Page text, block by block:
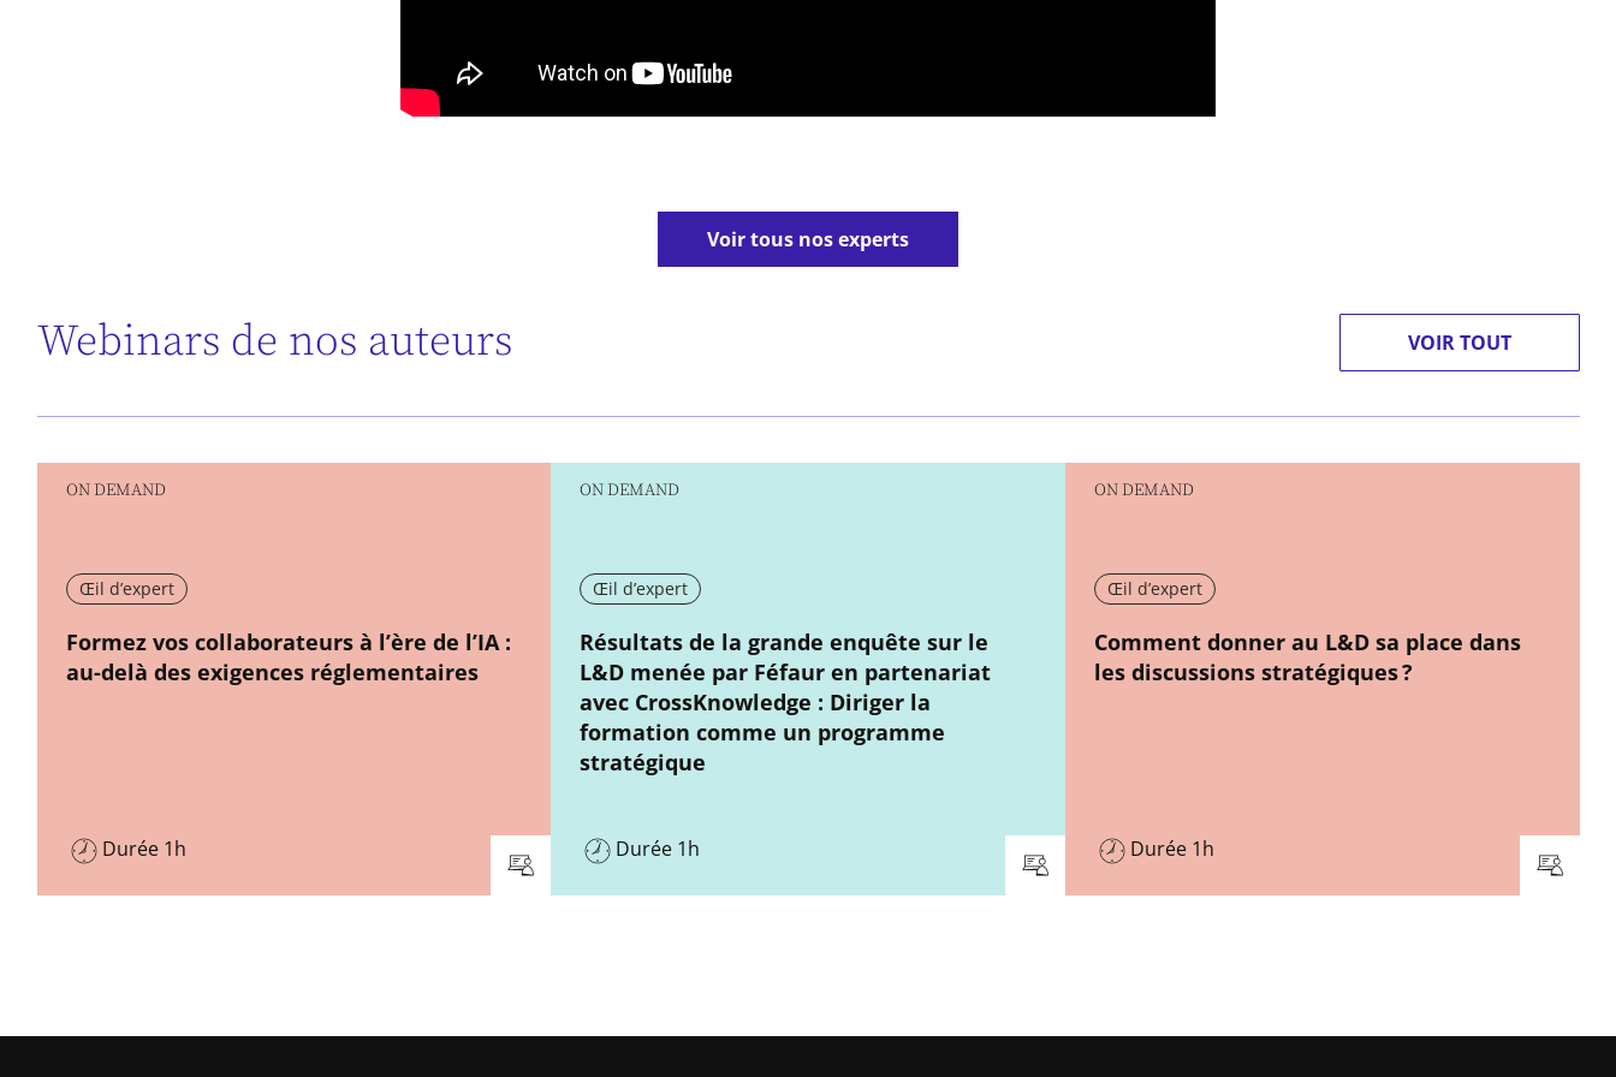
Voir tous nos experts
Webinars de nos auteurs VOIR TOUT
ON DEMAND
Œil d’expert
New window
Formez vos collaborateurs à l’ère de l’IA :
au-delà des exigences réglementaires
Durée 1h
ON DEMAND
Œil d’expert
New window
Résultats de la grande enquête sur le
L&D menée par Féfaur en partenariat
avec CrossKnowledge : Diriger la
formation comme un programme
stratégique
Durée 1h
ON DEMAND
Œil d’expert
New window
Comment donner au L&D sa place dans
les discussions stratégiques ?
Durée 1h